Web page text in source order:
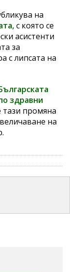
на
, с която се
асистенти
за
с липсата на
здравни
тази промяна
на